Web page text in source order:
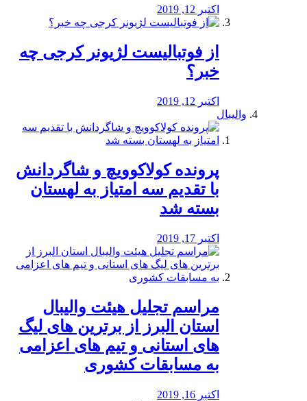
اکتبر 12, 2019
از فوتبالیست لژیونر کرجی چه
خبر؟
اکتبر 12, 2019
والیبال
پرونده کولاکوویچ و شاگردانش
با تقدیم سه امتیاز به لهستان
بسته شد
اکتبر 17, 2019
مراسم تجلیل هیئت والیبال
استان البرز از برترین های لیگ
های استانی و تیم های اعزامی
به مسابقات کشوری
اکتبر 16, 2019